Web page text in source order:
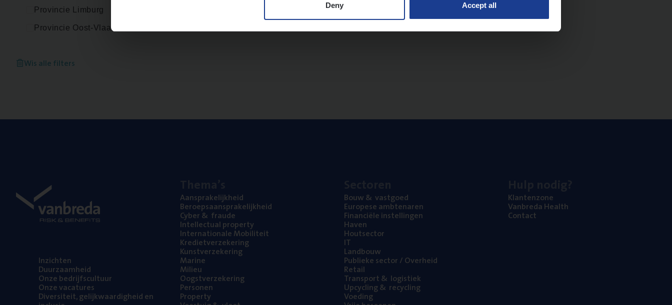
Deny Accept all
Provincie Limburg
Provincie Oost-Vlaanderen
Wis alle filters
Inzich­ten
Duur­zaam­heid
Onze bedrijfs­cul­tuur
Onze vaca­tu­res
Diver­si­teit, gelijk­waar­dig­heid en
Aan­spra­ke­lijk­heid
Beroeps­aan­spra­ke­lijk­heid
Cyber& fraude
Intel­lec­tu­al property
Inter­na­ti­o­na­le Mobiliteit
Kre­diet­ver­ze­ke­ring
Kunst­ver­ze­ke­ring
Mari­ne
Mili­eu
Oogst­ver­ze­ke­ring
Per­so­nen
Pro­per­ty
Bouw& vastgoed
Euro­pe­se ambtenaren
Finan­ci­ë­le instellingen
Haven
Hout­sec­tor
IT
Land­bouw
Publie­ke sec­tor / Overheid
Retail
Trans­port& logistiek
Upcy­cling& recycling
Voe­ding
Klan­ten­zo­ne
Van­b­re­da Health
Con­tact